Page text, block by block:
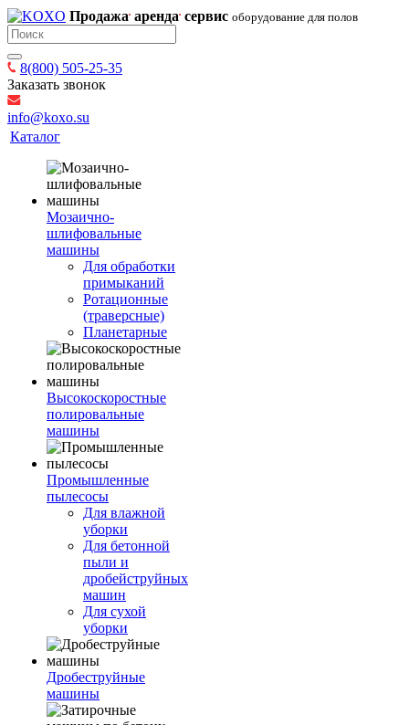
Продажа аренда сервис оборудование для полов
8(800) 505-25-35
Заказать звонок
info@koxo.su
Каталог
Мозаично-
шлифовальные
машины
Для обработки
примыканий
Ротационные
(траверсные)
Планетарные
Высокоскоростные
полировальные
машины
Промышленные
пылесосы
Для влажной
уборки
Для бетонной
пыли и
дробейструйных
машин
Для сухой
уборки
Дробеструйные
машины